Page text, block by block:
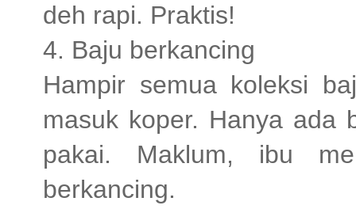
deh rapi. Praktis!
4. Baju berkancing
Hampir semua koleksi
masuk koper. Hanya ada
pakai. Maklum, ibu
berkancing.